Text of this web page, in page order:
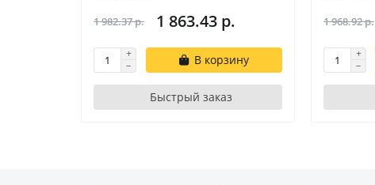
1 982.37 р. 1 863.43 р.
В корзину
Быстрый заказ
1 968.92 р.